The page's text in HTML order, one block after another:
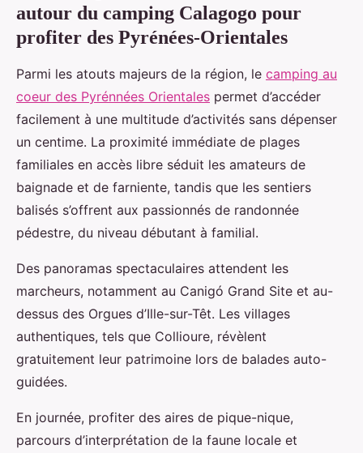
autour du camping Calagogo pour
profiter des Pyrénées-Orientales
Parmi les atouts majeurs de la région, le camping au
coeur des Pyrénnées Orientales permet d’accéder
facilement à une multitude d’activités sans dépenser
un centime. La proximité immédiate de plages
familiales en accès libre séduit les amateurs de
baignade et de farniente, tandis que les sentiers
balisés s’offrent aux passionnés de randonnée
pédestre, du niveau débutant à familial.
Des panoramas spectaculaires attendent les
marcheurs, notamment au Canigó Grand Site et au-
dessus des Orgues d’Ille-sur-Têt. Les villages
authentiques, tels que Collioure, révèlent
gratuitement leur patrimoine lors de balades auto-
guidées.
En journée, profiter des aires de pique-nique,
parcours d’interprétation de la faune locale et